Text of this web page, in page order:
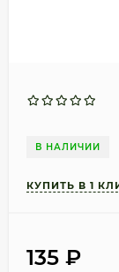
В НАЛИЧИИ
135 ₽